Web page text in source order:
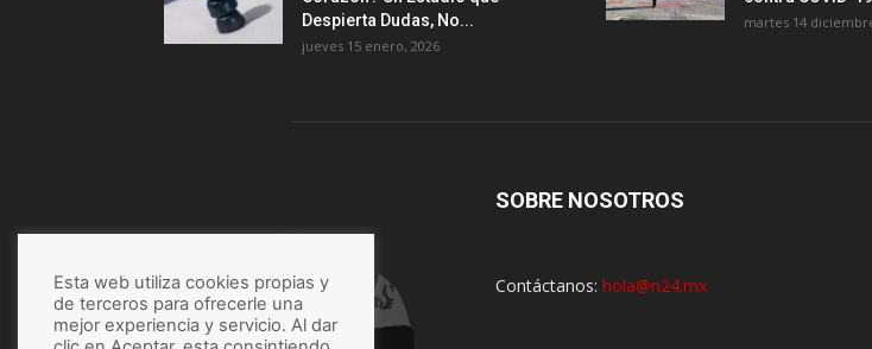
Despierta Dudas, No...
jueves 15 enero, 2026
martes 14
SOBRE NOSOTROS
Contáctanos: hola@n24.mx
Esta web utiliza cookies propias y
de terceros para ofrecerle una
mejor experiencia y servicio. Al dar